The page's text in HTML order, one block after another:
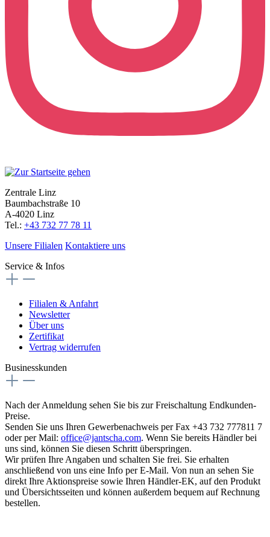
Zentrale Linz
Baumbachstraße 10
A-4020 Linz
Tel.: +43 732 77 78 11
Unsere Filialen Kontaktiere uns
Service & Infos
Filialen & Anfahrt
Newsletter
Über uns
Zertifikat
Vertrag widerrufen
Businesskunden
Nach der Anmeldung sehen Sie bis zur Freischaltung Endkunden-
Preise.
Senden Sie uns Ihren Gewerbenachweis per Fax +43 732 777811 7
oder per Mail: office@jantscha.com. Wenn Sie bereits Händler bei
uns sind, können Sie diesen Schritt überspringen.
Wir prüfen Ihre Angaben und schalten Sie frei. Sie erhalten
anschließend von uns eine Info per E-Mail. Von nun an sehen Sie
direkt Ihre Aktionspreise sowie Ihren Händler-EK, auf den Produkt
und Übersichtsseiten und können außerdem bequem auf Rechnung
bestellen.